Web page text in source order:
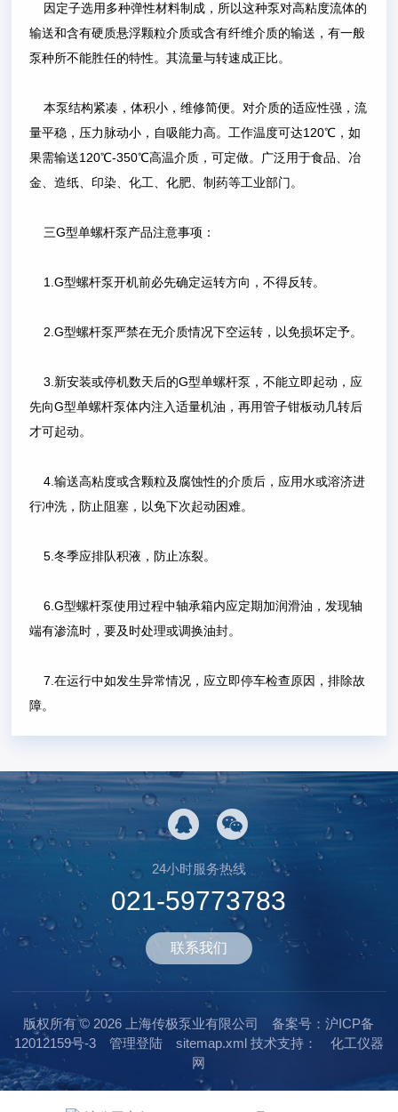
因定子选用多种弹性材料制成，所以这种泵对高粘度流体的
输送和含有硬质悬浮颗粒介质或含有纤维介质的输送，有一般
泵种所不能胜任的特性。其流量与转速成正比。
本泵结构紧凑，体积小，维修简便。对介质的适应性强，流
量平稳，压力脉动小，自吸能力高。工作温度可达120℃，如
果需输送120℃-350℃高温介质，可定做。广泛用于食品、冶
金、造纸、印染、化工、化肥、制药等工业部门。
三G型单螺杆泵产品注意事项：
1.G型螺杆泵开机前必先确定运转方向，不得反转。
2.G型螺杆泵严禁在无介质情况下空运转，以免损坏定予。
3.新安装或停机数天后的G型单螺杆泵，不能立即起动，应
先向G型单螺杆泵体内注入适量机油，再用管子钳板动几转后
才可起动。
4.输送高粘度或含颗粒及腐蚀性的介质后，应用水或溶济进
行冲洗，防止阻塞，以免下次起动困难。
5.冬季应排队积液，防止冻裂。
6.G型螺杆泵使用过程中轴承箱内应定期加润滑油，发现轴
端有渗流时，要及时处理或调换油封。
7.在运行中如发生异常情况，应立即停车检查原因，排除故
障。
24小时服务热线
021-59773783
联系我们
版权所有 © 2026 上海传极泵业有限公司备案号：沪ICP备
12012159号-3
管理登陆 sitemap.xml 技术支持：
化工仪器
网